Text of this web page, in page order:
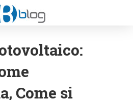
Come si